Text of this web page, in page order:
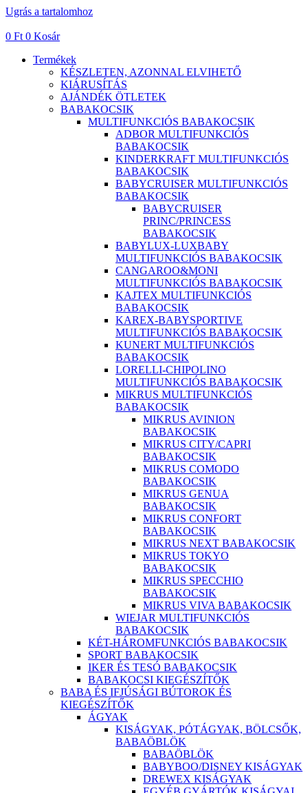
Ugrás a tartalomhoz
0 Ft 0 Kosár
Termékek
KÉSZLETEN, AZONNAL ELVIHETŐ
KIÁRUSÍTÁS
AJÁNDÉK ÖTLETEK
BABAKOCSIK
MULTIFUNKCIÓS BABAKOCSIK
ADBOR MULTIFUNKCIÓS
BABAKOCSIK
KINDERKRAFT MULTIFUNKCIÓS
BABAKOCSIK
BABYCRUISER MULTIFUNKCIÓS
BABAKOCSIK
BABYCRUISER
PRINC/PRINCESS
BABAKOCSIK
BABYLUX-LUXBABY
MULTIFUNKCIÓS BABAKOCSIK
CANGAROO&MONI
MULTIFUNKCIÓS BABAKOCSIK
KAJTEX MULTIFUNKCIÓS
BABAKOCSIK
KAREX-BABYSPORTIVE
MULTIFUNKCIÓS BABAKOCSIK
KUNERT MULTIFUNKCIÓS
BABAKOCSIK
LORELLI-CHIPOLINO
MULTIFUNKCIÓS BABAKOCSIK
MIKRUS MULTIFUNKCIÓS
BABAKOCSIK
MIKRUS AVINION
BABAKOCSIK
MIKRUS CITY/CAPRI
BABAKOCSIK
MIKRUS COMODO
BABAKOCSIK
MIKRUS GENUA
BABAKOCSIK
MIKRUS CONFORT
BABAKOCSIK
MIKRUS NEXT BABAKOCSIK
MIKRUS TOKYO
BABAKOCSIK
MIKRUS SPECCHIO
BABAKOCSIK
MIKRUS VIVA BABAKOCSIK
WIEJAR MULTIFUNKCIÓS
BABAKOCSIK
KÉT-HÁROMFUNKCIÓS BABAKOCSIK
SPORT BABAKOCSIK
IKER ÉS TESÓ BABAKOCSIK
BABAKOCSI KIEGÉSZÍTŐK
BABA ÉS IFJÚSÁGI BÚTOROK ÉS
KIEGÉSZÍTŐK
ÁGYAK
KISÁGYAK, PÓTÁGYAK, BÖLCSŐK,
BABAÖBLÖK
BABAÖBLÖK
BABYBOO/DISNEY KISÁGYAK
DREWEX KISÁGYAK